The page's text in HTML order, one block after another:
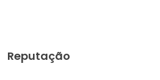
Reputação